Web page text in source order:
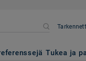
Tukea ja
LIGHT